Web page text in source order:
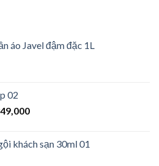
áo Javel đậm đặc 1L
02
khách sạn 30ml 01